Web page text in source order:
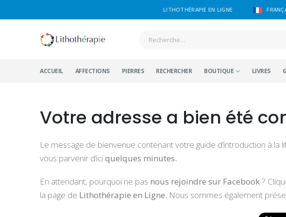
LITHOTHÉRAPIE EN LIGNE
ACCUEIL AFFECTIONS PIERRES RECHERCHER BOUTIQUE LIVRES
Votre adresse a bien été
Le message de bienvenue contenant votre guide d’introduction à
vous parvenir d’iciquelques minutes.
En attendant, pourquoi ne pas nous rejoindre sur Facebook?
la page de Lithothérapie en Ligne. Nous sommes également